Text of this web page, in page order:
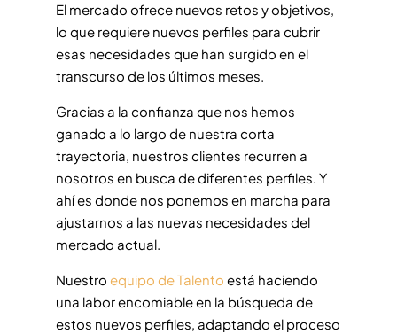
El mercado ofrece nuevos retos y objetivos,
lo que requiere nuevos perfiles para cubrir
esas necesidades que han surgido en el
transcurso de los últimos meses.
Gracias a la confianza que nos hemos
ganado a lo largo de nuestra corta
trayectoria, nuestros clientes recurren a
nosotros en busca de diferentes perfiles. Y
ahí es donde nos ponemos en marcha para
ajustarnos a las nuevas necesidades del
mercado actual.
Nuestro equipo de Talento está haciendo
una labor encomiable en la búsqueda de
estos nuevos perfiles, adaptando el proceso